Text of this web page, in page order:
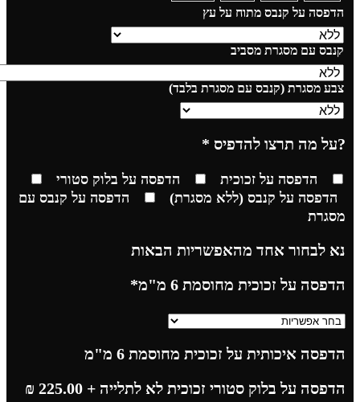
הדפסה על קנבס מתוח על עץ
קנבס עם מסגרת מסביב
צבע מסגרת (קנבס עם מסגרת בלבד)
?על מה תרצו להדפיס *
הדפסה על זכוכית
הדפסה על בלוק סטורי
הדפסה על קנבס (ללא מסגרת)
הדפסה על קנבס עם
מסגרת
נא לבחור אחד מהאפשריות הבאות
הדפסה על זכוכית מחוסמת 6 מ"מ
*
הדפסה איכותית על זכוכית מחוסמת 6 מ"מ
הדפסה על בלוק סטורי זכוכית לא לתלייה + 225.00
₪